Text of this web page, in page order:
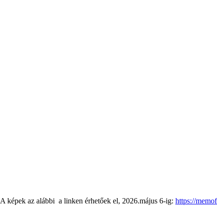
A képek az alábbi a linken érhetőek el, 2026.május 6-ig: https://